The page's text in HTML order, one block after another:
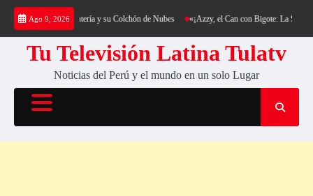
Saltar
contenido
Ago 9, 2026
al Cerro Cantería y su Colchón de Nubes «¡Azzy, el Can con Bigote: La
Tu Televisión Latina Tulatv
Noticias del Perú y el mundo en un solo Lugar